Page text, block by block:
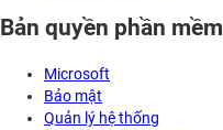
Bản quyền phần mềm
Microsoft
Bảo mật
Quản lý hệ thống